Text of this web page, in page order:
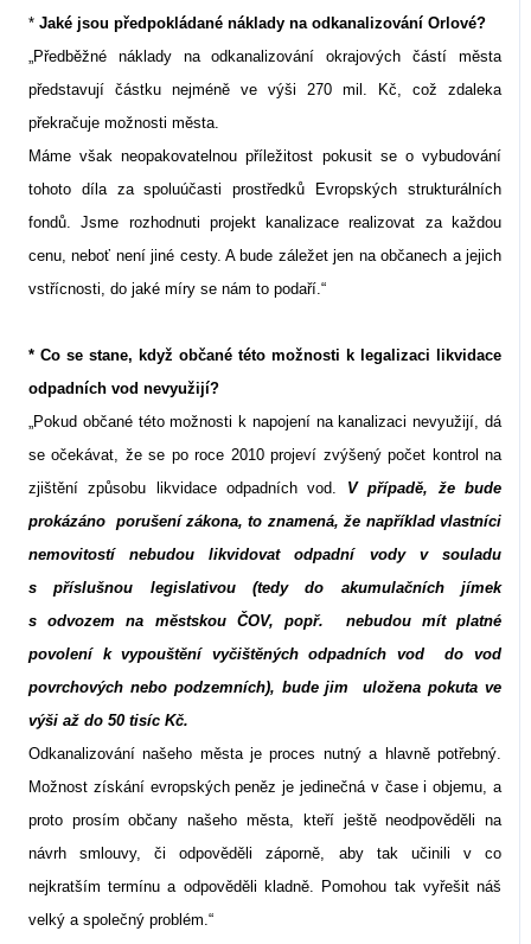
* Jaké jsou předpokládané náklady na odkanalizování Orlové?
„Předběžné náklady na odkanalizování okrajových částí města
představují částku nejméně ve výši 270 mil. Kč, což zdaleka
překračuje možnosti města.
Máme však neopakovatelnou příležitost pokusit se o vybudování
tohoto díla za spoluúčasti prostředků Evropských strukturálních
fondů. Jsme rozhodnuti projekt kanalizace realizovat za každou
cenu, neboť není jiné cesty. A bude záležet jen na občanech a jejich
vstřícnosti, do jaké míry se nám to podaří.“
* Co se stane, když občané této možnosti k legalizaci likvidace
odpadních vod nevyužijí?
„Pokud občané této možnosti k napojení na kanalizaci nevyužijí, dá
se očekávat, že se po roce 2010 projeví zvýšený počet kontrol na
zjištění způsobu likvidace odpadních vod. V případě, že bude
prokázáno porušení zákona, to znamená, že například vlastníci
nemovitostí nebudou likvidovat odpadní vody v souladu
s příslušnou legislativou (tedy do akumulačních jímek
s odvozem na městskou ČOV, popř.
nebudou mít platné
povolení k vypouštění vyčištěných odpadních vod
do vod
povrchových nebo podzemních), bude jim
uložena pokuta ve
výši až do 50 tisíc Kč.
Odkanalizování našeho města je proces nutný a hlavně potřebný.
Možnost získání evropských peněz je jedinečná v čase i objemu, a
proto prosím občany našeho města, kteří ještě neodpověděli na
návrh smlouvy, či odpověděli záporně, aby tak učinili v co
nejkratším termínu a odpověděli kladně. Pomohou tak vyřešit náš
velký a společný problém.“